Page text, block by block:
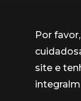
Por
site e